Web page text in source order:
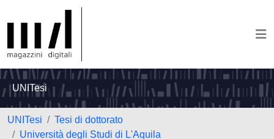
UNITesi
UNITesi
Tesi di dottorato
Università degli Studi di L'Aquila